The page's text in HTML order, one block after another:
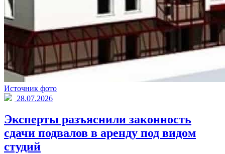
Источник фото
28.07.2026
Эксперты разъяснили законность
сдачи подвалов в аренду под видом
студий